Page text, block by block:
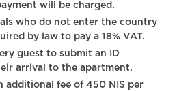
will be charged.
by law to pay a 18% VAT.
arrival to the apartment.